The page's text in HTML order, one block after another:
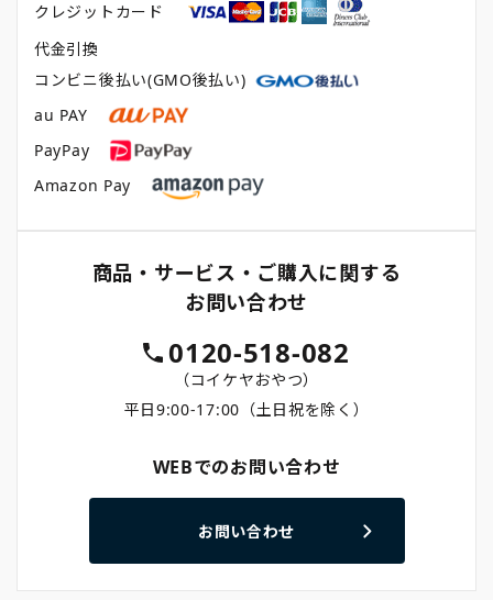
クレジットカード
代金引換
コンビニ後払い(GMO後払い)
au PAY
PayPay
Amazon Pay
商品・サービス・ご購入に関する
お問い合わせ
0120-518-082
（コイケヤおやつ）
平日9:00-17:00（土日祝を除く）
WEBでのお問い合わせ
お問い合わせ